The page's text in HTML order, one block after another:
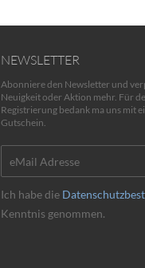
NEWSLETTER
Abonniere den Newsletter und
Neuigkeit oder Aktion mehr. Für
Registrierung bedank ma uns mit
Gutschein.
Ich habe die
Kenntnis genommen.